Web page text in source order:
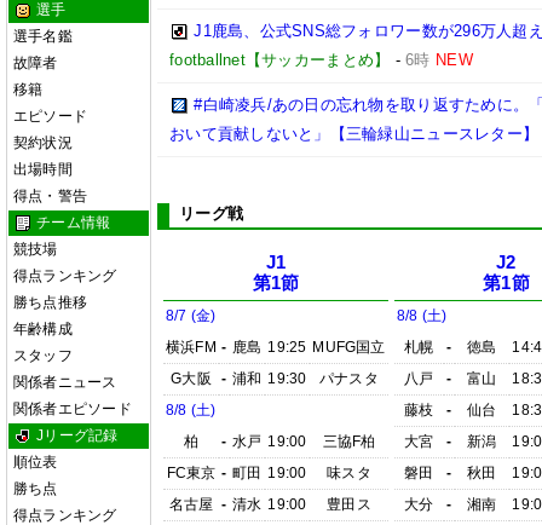
選手
選手名鑑
故障者
移籍
エピソード
契約状況
出場時間
得点・警告
チーム情報
競技場
得点ランキング
勝ち点推移
年齢構成
スタッフ
関係者ニュース
関係者エピソード
Jリーグ記録
順位表
勝ち点
得点ランキング
J1鹿島、公式SNS総フォロワー数が296万人超
footballnet【サッカーまとめ】
-6時 NEW
#白崎凌兵/あの日の忘れ物を取り返すために。
おいて貢献しないと」【三輪緑山ニュースレター】
リーグ戦
J1
第1節
8/7 (金)
横浜FM - 鹿島 19:25 MUFG国立
G大阪
- 浦和 19:30
パナスタ
8/8 (土)
柏
- 水戸 19:00
三協F柏
FC東京 - 町田 19:00
味スタ
名古屋 - 清水 19:00
豊田ス
J2
第1節
8/8 (土)
札幌
- 徳島
八戸
- 富山
藤枝
- 仙台
大宮
- 新潟
磐田
- 秋田
大分
- 湘南